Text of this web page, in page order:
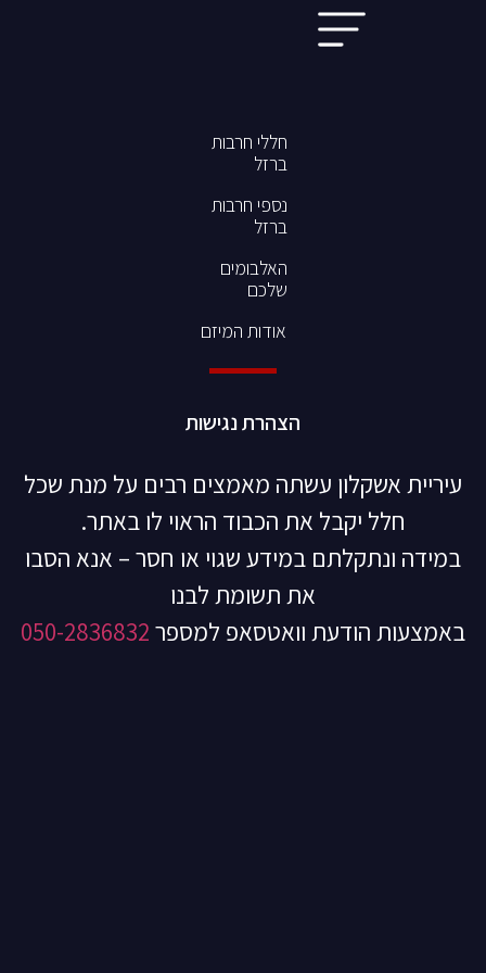
חללי חרבות
ברזל
נספי חרבות
ברזל
האלבומים
שלכם
אודות המיזם
הצהרת נגישות
עיריית אשקלון עשתה מאמצים רבים על מנת שכל
חלל יקבל את הכבוד הראוי לו באתר.
במידה ונתקלתם במידע שגוי או חסר – אנא הסבו
את תשומת לבנו
באמצעות הודעת וואטסאפ למספר 050-2836832